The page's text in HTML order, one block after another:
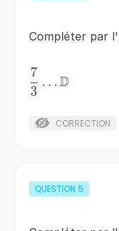
Compléter par
\frac{7}
3
7
…D
CORRECTION
QUESTION 5